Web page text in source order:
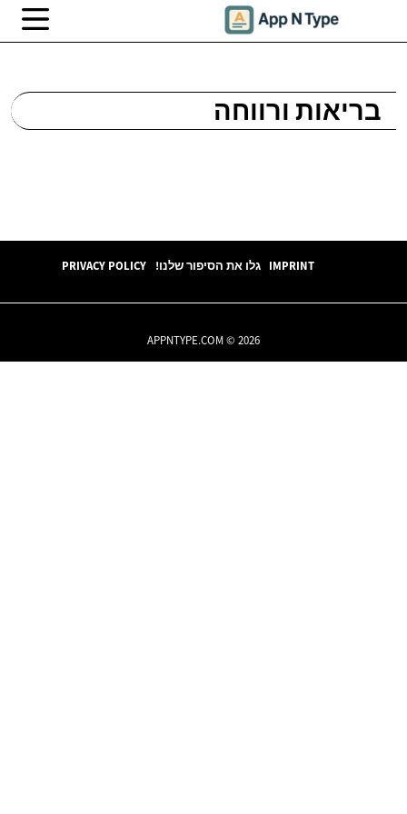
בריאות ורווחה
IMPRINT גלו את הסיפור שלנו! PRIVACY POLICY
APPNTYPE.COM © 2026